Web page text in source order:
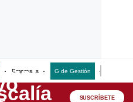
Empresas G de Gestión
SUSCRÍBETE